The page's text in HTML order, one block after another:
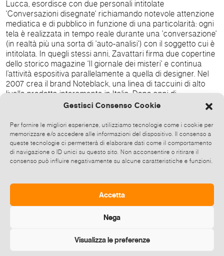
Gestisci Consenso Cookie
Per fornire le migliori esperienze, utilizziamo tecnologie come i cookie per
memorizzare e/o accedere alle informazioni del dispositivo. Il consenso a
queste tecnologie ci permetterà di elaborare dati come il comportamento
di navigazione o ID unici su questo sito. Non acconsentire o ritirare il
consenso può influire negativamente su alcune caratteristiche e funzioni.
Accetta
Nega
Visualizza le preferenze
Lucca, esordisce con due personali intitolate
'Conversazioni disegnate' richiamando notevole attenzione
mediatica e di pubblico in funzione di una particolarità: ogni
tela è realizzata in tempo reale durante una 'conversazione'
(in realtà più una sorta di 'auto-analisi') con il soggetto cui è
intitolata. In quegli stessi anni, Zavattari firma due copertine
dello storico magazine 'Il giornale dei misteri' e continua
l’attività espositiva parallelamente a quella di designer. Nel
2007 crea il brand Noteblack, una linea di taccuini di alto
livello prodotta interamente in Italia. Dopo anni di
professione sotto altro marchio, il 2008 vede la nascita
della grafica, della progettazione, della comunicazione e del
marketing di cui è direttore. Molteplici i racconti e i testi
pubblicati, fra cui, nel 2001, il libro 'Pulsioni' e, nel 2008, il
racconto 'Aurora' pubblicato da Giulio Perrone Editore nella
raccolta 'Nulla è per sempre' a cura di Flavia Piccinni. Dal
2010 è direttore e graphic designer della rivista cartacea
all'estero.
Diffondi questo evento